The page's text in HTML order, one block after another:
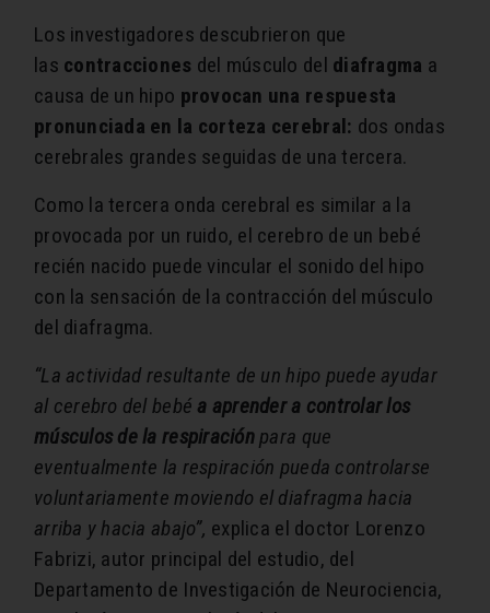
Los investigadores descubrieron que
las contracciones del músculo del diafragma a
causa de un hipo provocan una respuesta
pronunciada en la corteza cerebral: dos ondas
cerebrales grandes seguidas de una tercera.
Como la tercera onda cerebral es similar a la
provocada por un ruido, el cerebro de un bebé
recién nacido puede vincular el sonido del hipo
con la sensación de la contracción del músculo
del diafragma.
“La actividad resultante de un hipo puede ayudar
al cerebro del bebé a aprender a controlar los
músculos de la respiraciónpara que
eventualmente la respiración pueda controlarse
voluntariamente moviendo el diafragma hacia
arriba y hacia abajo”, explica el doctor Lorenzo
Fabrizi, autor principal del estudio, del
Departamento de Investigación de Neurociencia,